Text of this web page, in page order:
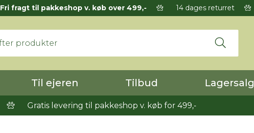
Fri fragt til pakkeshop v. køb over 499,- 14 dages returret
Til ejeren Tilbud Lagersalg
Gratis levering til pakkeshop v. køb for 499,-